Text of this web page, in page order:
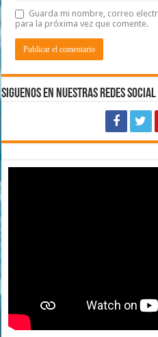
Guarda mi nombre, correo
para la próxima vez que comente.
Siguenos en Nuestras Redes Social